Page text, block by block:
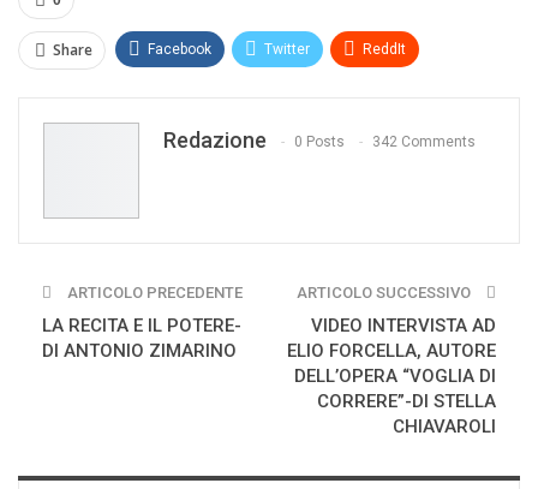
Share Facebook Twitter ReddIt
Redazione 0 Posts 342 Comments
ARTICOLO PRECEDENTE
LA RECITA E IL POTERE-
DI ANTONIO ZIMARINO
ARTICOLO SUCCESSIVO
VIDEO INTERVISTA AD
ELIO FORCELLA, AUTORE
DELL’OPERA “VOGLIA DI
CORRERE”-DI STELLA
CHIAVAROLI